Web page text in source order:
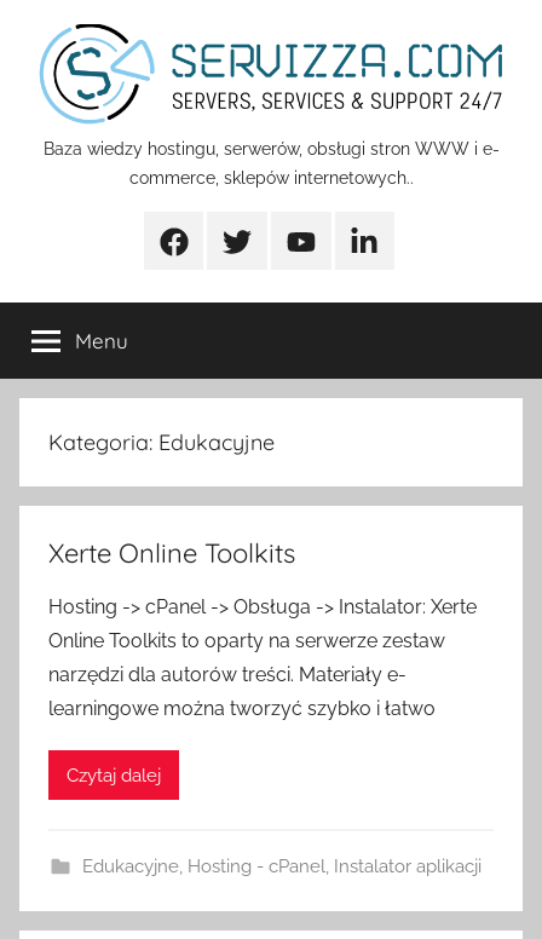
treści
Servizza
Pomoc
Baza wiedzy hostingu, serwerów, obsługi stron WWW i e-
commerce, sklepów internetowych..
FacebookTwitter YoutubeLinkedin
Menu
Kategoria: Edukacyjne
Xerte Online Toolkits
Hosting -> cPanel -> Obsługa -> Instalator: Xerte
Online Toolkits to oparty na serwerze zestaw
narzędzi dla autorów treści. Materiały e-
learningowe można tworzyć szybko i łatwo
Czytaj dalej
Edukacyjne, Hosting - cPanel, Instalator aplikacji